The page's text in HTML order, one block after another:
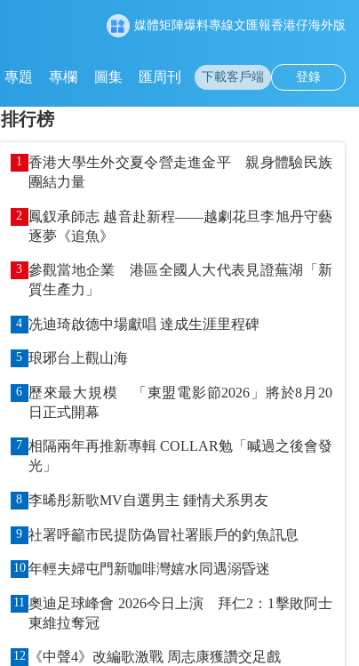
媒體矩陣爆料專線文匯報香港仔海外版
專題 專欄 圖集 匯周刊 下載客戶端 登錄
排行榜
1 香港大學生外交夏令營走進金平 親身體驗民族
團結力量
2 鳳釵承師志 越音赴新程——越劇花旦李旭丹守藝
逐夢《追魚》
3 參觀當地企業 港區全國人大代表見證蕪湖「新
質生產力」
4 冼迪琦啟德中場獻唱 達成生涯里程碑
5 琅琊台上觀山海
6 歷來最大規模 「東盟電影節2026」將於8月20
日正式開幕
7 相隔兩年再推新專輯 COLLAR勉「喊過之後會發
光」
8 李晞彤新歌MV自選男主 鍾情犬系男友
9 社署呼籲市民提防偽冒社署賬戶的釣魚訊息
10 年輕夫婦屯門新咖啡灣嬉水同遇溺昏迷
11 奧迪足球峰會 2026今日上演 拜仁2：1擊敗阿士
東維拉奪冠
12 《中聲4》改編歌激戰 周志康獲讚交足戲